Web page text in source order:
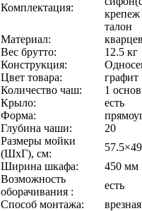
Комплектация:
крепеж
талон
Материал:
Вес брутто:
12.5 кг
Конструкция:
Цвет товара:
графит
Количество чаш:
1
Крыло:
есть
Форма:
Глубина чаши:
20
Размеры мойки
(ШхГ), см:
Ширина шкафа:
450 мм
Возможность
оборачивания :
есть
Способ монтажа:
врезная